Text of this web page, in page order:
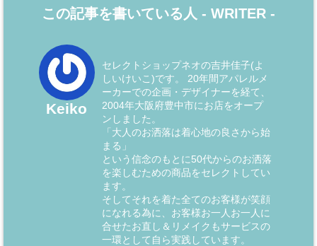
この記事を書いている人 - WRITER -
Keiko
セレクトショップネオの吉井佳子(よ
しいけいこ)です。 20年間アパレルメ
ーカーでの企画・デザイナーを経て、
2004年大阪府豊中市にお店をオープ
ンしました。
「大人のお洒落は着心地の良さから始
まる」
という信念のもとに50代からのお洒落
を楽しむための商品をセレクトしてい
ます。
そしてそれを着た全てのお客様が笑顔
になれる為に、お客様お一人お一人に
合せたお直し＆リメイクもサービスの
一環として自ら実践しています。